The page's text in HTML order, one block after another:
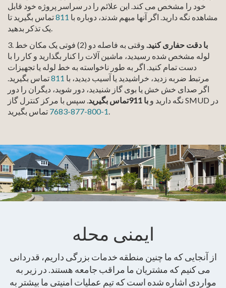
خود را مشخص می کند. این علائم را در سراسر پروژه خود قابل
مشاهده نگه دارید. اگر آنها مبهم شدند، دوباره با 811تماس بگیرید تا
3.
با دقت حفاری کنید.
وقتی به فاصله دو (2) فوتی یک مکان خط
لوله مشخص شده رسیدید، ماشین آلات را کنار بگذارید و کار را با
دست تمام کنید. اگر به طور ناخواسته به خط لوله یا تجهیزات
مرتبط ضربه زدید، خراشیدید یا آسیب دیدید، با 811تماس بگیرید.
اگر صدای خش خش یا بوی گاز شنیدید، دور شوید، دیگران را دور
نگه دارید و با 911تماس بگیرید
. سپس با مرکز کنترل گاز SMUD در
1-800-877-7683
ایمنی محله
از آنجایی که ما چنین منطقه خدمات بزرگی داریم، قدردانی
می کنیم که مشتریان ما مراقب جامعه هستند. در زیر به
مواردی اشاره شده است که تیم عملیات امنیتی ما بیشتر به